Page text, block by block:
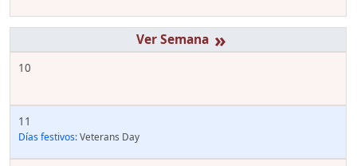
»
10
11
Días festivos:Veterans Day